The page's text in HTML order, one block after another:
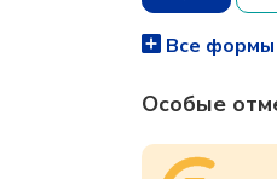
Все формы
Особые